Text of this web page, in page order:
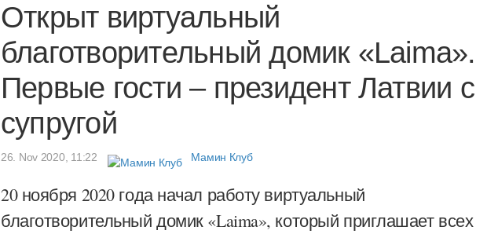
Открыт виртуальный
благотворительный домик «Laima».
Первые гости – президент Латвии с
супругой
26. Nov 2020, 11:22 Мамин Клуб
20 ноября 2020 года начал работу виртуальный
благотворительный домик «Laima», который приглашает всех